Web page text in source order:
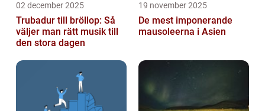
02 december 2025
Trubadur till bröllop: Så
väljer man rätt musik till
den stora dagen
19 november 2025
De mest imponerande
mausoleerna i Asien